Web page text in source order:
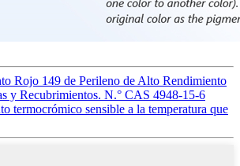
Rojo 149 de Perileno de Alto Rendimiento
y Recubrimientos. N.° CAS 4948-15-6
termocrómico sensible a la temperatura que